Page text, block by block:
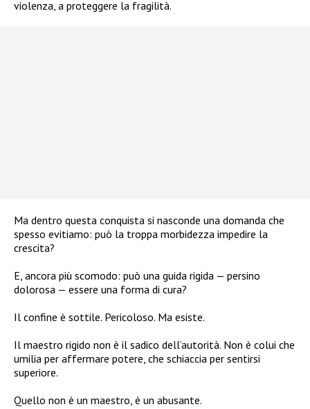
violenza, a proteggere la fragilità.
Ma dentro questa conquista si nasconde una domanda che
spesso evitiamo: può la troppa morbidezza impedire la
crescita?
E, ancora più scomodo: può una guida rigida — persino
dolorosa — essere una forma di cura?
Il confine è sottile. Pericoloso. Ma esiste.
Il maestro rigido non è il sadico dell’autorità. Non è colui che
umilia per affermare potere, che schiaccia per sentirsi
superiore.
Quello non è un maestro, è un abusante.